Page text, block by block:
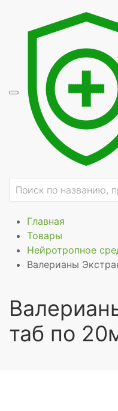
Главная
Товары
Нейротропное
Валерианы
таб по